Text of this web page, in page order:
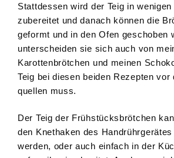
Stattdessen wird der Teig in wenigen
zubereitet und danach können die
geformt und in den Ofen geschoben
unterscheiden sie sich auch von
Karottenbrötchen und meinen
Teig bei diesen beiden Rezepten vor
quellen muss.
Der Teig der Frühstücksbrötchen
den Knethaken des
werden, oder auch einfach in der